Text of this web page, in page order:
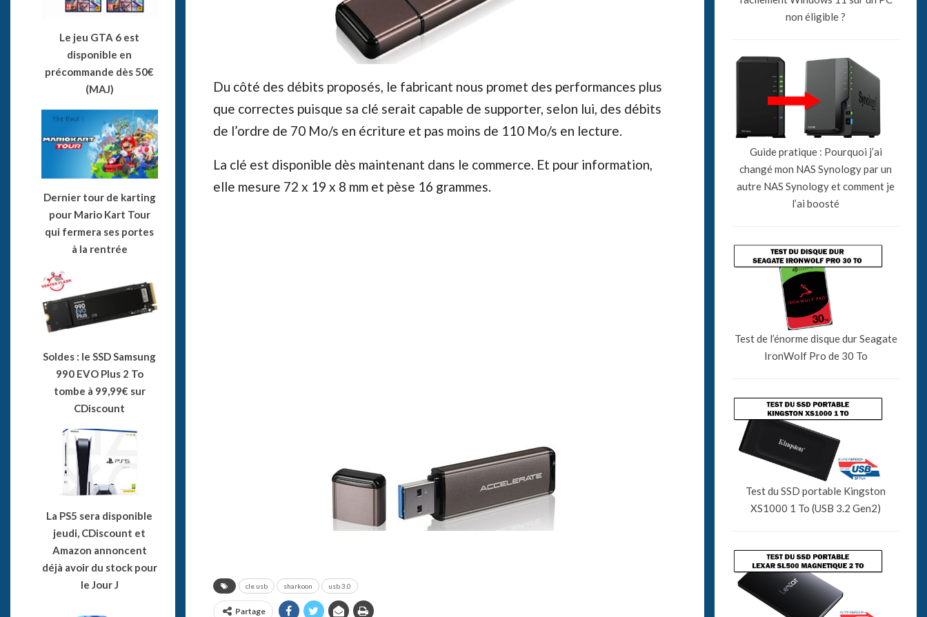
Du côté des débits proposés, le fabricant nous promet des performances plus
que correctes puisque sa clé serait capable de supporter, selon lui, des débits
de l’ordre de 70 Mo/s en écriture et pas moins de 110 Mo/s en lecture.
La clé est disponible dès maintenant dans le commerce. Et pour information,
elle mesure 72 x 19 x 8 mm et pèse 16 grammes.
cle usb sharkoon usb 3.0
Partage
non éligible ?
Guide pratique : Pourquoi j’ai
changé mon NAS Synology par un
autre NAS Synology et comment je
l’ai boosté
Test de l’énorme disque dur Seagate
IronWolf Pro de 30 To
Test du SSD portable Kingston
XS1000 1 To (USB 3.2 Gen2)
Le jeu GTA 6 est
disponible en
précommande dès 50€
(MAJ)
Dernier tour de karting
pour Mario Kart Tour
qui fermera ses portes
à la rentrée
Soldes : le SSD Samsung
990 EVO Plus 2 To
tombe à 99,99€ sur
CDiscount
La PS5 sera disponible
jeudi, CDiscount et
Amazon annoncent
déjà avoir du stock pour
le Jour J